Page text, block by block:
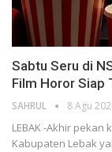
Sabtu Seru di
Film Horor Siap
SAHRUL 8 Agu
LEBAK -Akhir
Kabupaten Lebak